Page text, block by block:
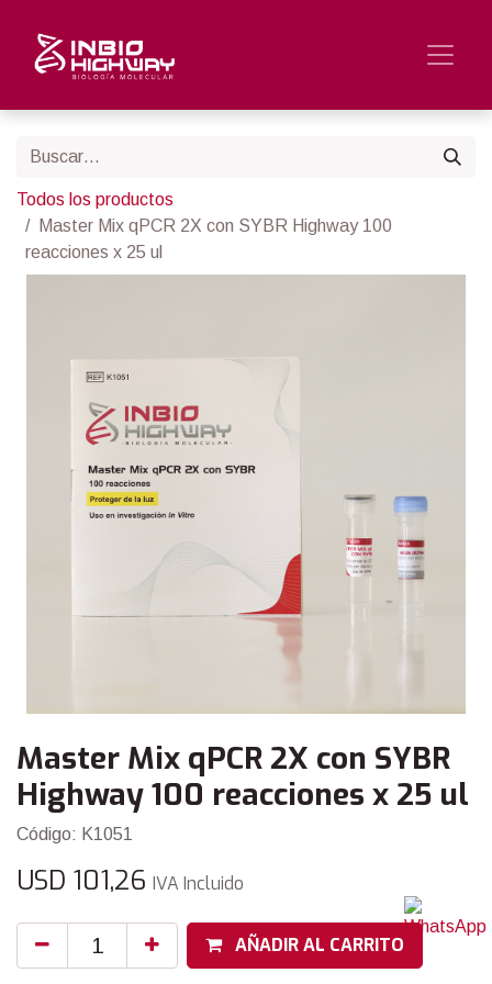
Todos los productos
Master Mix qPCR 2X con SYBR Highway 100
reacciones x 25 ul
Master Mix qPCR 2X con SYBR
Highway 100 reacciones x 25 ul
Código: K1051
USD 101,26 IVA Incluido
AÑADIR AL CARRITO